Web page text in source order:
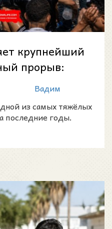
крупнейший
прорыв:
человек
с...
Вадим
из самых тяжёлых
последние годы.